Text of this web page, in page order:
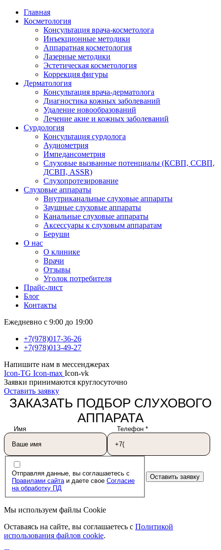
Главная
Косметология
Консультация врача-косметолога
Инъекционные методики
Аппаратная косметология
Лазерные методики
Эстетическая косметология
Коррекция фигуры
Дерматология
Консультация врача-дерматолога
Диагностика кожных заболеваний
Удаление новообразований
Лечение акне и кожных заболеваний
Сурдология
Консультация сурдолога
Аудиометрия
Импедансометрия
Слуховые вызванные потенциалы (КСВП, ССВП,
ДСВП, ASSR)
Слухопротезирование
Слуховые аппараты
Внутриканальные слуховые аппараты
Заушные слуховые аппараты
Канальные слуховые аппараты
Аксессуары к слуховым аппаратам
Беруши
О нас
О клинике
Врачи
Отзывы
Уголок потребителя
Прайс-лист
Блог
Контакты
Ежедневно с 9:00 до 19:00
+7(978)017-36-26
+7(978)013-49-27
Напишите нам в мессенджерах
Icon-TG Icon-max Icon-vk
Заявки принимаются круглосуточно
Оставить заявку
ЗАКАЗАТЬ ПОДБОР СЛУХОВОГО
АППАРАТА
Имя Телефон *
Отправляя данные, вы соглашаетесь с
Правилами сайта и даете свое Согласие
на обработку ПД
Оставить заявку
Мы используем файлы Cookie
Оставаясь на сайте, вы соглашаетесь c Политикой
использования файлов cookie.